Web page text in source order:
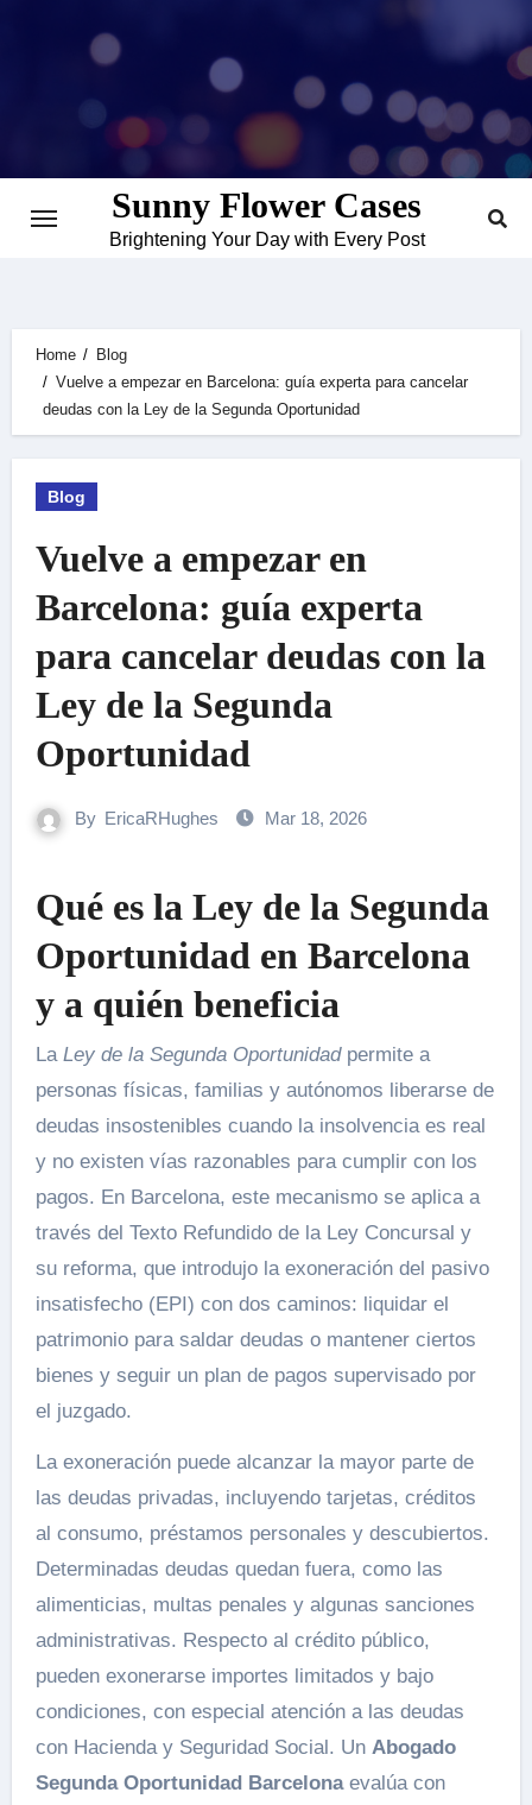
Sunny Flower Cases
Brightening Your Day with Every Post
Home
Blog
Vuelve a empezar en Barcelona: guía experta para cancelar
deudas con la Ley de la Segunda Oportunidad
Blog
Vuelve a empezar en
Barcelona: guía experta
para cancelar deudas con la
Ley de la Segunda
Oportunidad
By EricaRHughes Mar 18, 2026
Qué es la Ley de la Segunda
Oportunidad en Barcelona
y a quién beneficia
La Ley de la Segunda Oportunidadpermite a
personas físicas, familias y autónomos liberarse de
deudas insostenibles cuando la insolvencia es real
y no existen vías razonables para cumplir con los
pagos. En Barcelona, este mecanismo se aplica a
través del Texto Refundido de la Ley Concursal y
su reforma, que introdujo la exoneración del pasivo
insatisfecho (EPI) con dos caminos: liquidar el
patrimonio para saldar deudas o mantener ciertos
bienes y seguir un plan de pagos supervisado por
el juzgado.
La exoneración puede alcanzar la mayor parte de
las deudas privadas, incluyendo tarjetas, créditos
al consumo, préstamos personales y descubiertos.
Determinadas deudas quedan fuera, como las
alimenticias, multas penales y algunas sanciones
administrativas. Respecto al crédito público,
pueden exonerarse importes limitados y bajo
condiciones, con especial atención a las deudas
con Hacienda y Seguridad Social. Un Abogado
Segunda Oportunidad Barcelonaevalúa con